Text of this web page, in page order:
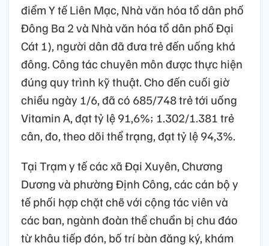
điểm Y tế Liên Mạc, Nhà văn hóa tổ dân phố
Đông Ba 2 và Nhà văn hóa tổ dân phố Đại
Cát 1), người dân đã đưa trẻ đến uống khá
đông. Công tác chuyên môn được thực hiện
đúng quy trình kỹ thuật. Cho đến cuối giờ
chiều ngày 1/6, đã có 685/748 trẻ tới uống
Vitamin A, đạt tỷ lệ 91,6%; 1.302/1.381 trẻ
cân, đo, theo dõi thể trạng, đạt tỷ lệ 94,3%.
Tại Trạm y tế các xã Đại Xuyên, Chương
Dương và phường Định Công, các cán bộ y
tế phối hợp chặt chẽ với cộng tác viên và
các ban, ngành đoàn thể chuẩn bị chu đáo
từ khâu tiếp đón, bố trí bàn đăng ký, khám